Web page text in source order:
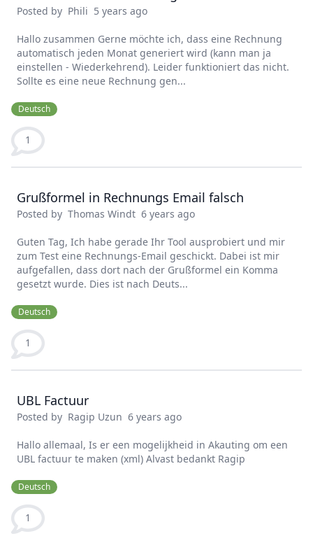
Posted by Phili 5 years ago
Hallo zusammen Gerne möchte ich, dass eine Rechnung
automatisch jeden Monat generiert wird (kann man ja
einstellen - Wiederkehrend). Leider funktioniert das nicht.
Sollte es eine neue Rechnung gen...
Deutsch
1
Grußformel in Rechnungs Email falsch
Posted by Thomas Windt 6 years ago
Guten Tag, Ich habe gerade Ihr Tool ausprobiert und mir
zum Test eine Rechnungs-Email geschickt. Dabei ist mir
aufgefallen, dass dort nach der Grußformel ein Komma
gesetzt wurde. Dies ist nach Deuts...
Deutsch
1
UBL Factuur
Posted by Ragip Uzun 6 years ago
Hallo allemaal, Is er een mogelijkheid in Akauting om een
UBL factuur te maken (xml) Alvast bedankt Ragip
Deutsch
1